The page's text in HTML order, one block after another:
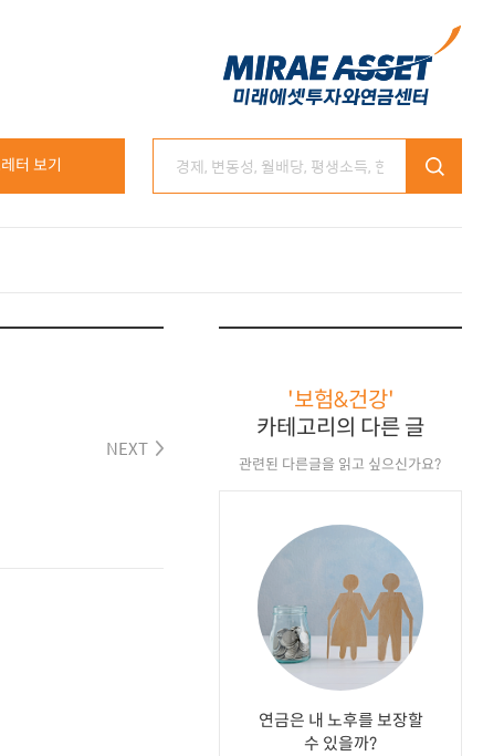
터 보기
NEXT
'보험&건강'
카테고리의 다른 글
관련된 다른글을 읽고 싶으신가요?
연금은 내 노후를 보장할
수 있을까?